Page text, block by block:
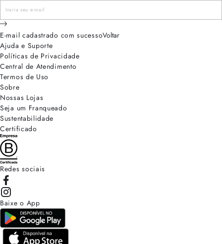
E-mail cadastrado com sucessoVoltar
Ajuda e Suporte
Políticas de Privacidade
Central de Atendimento
Termos de Uso
Sobre
Nossas Lojas
Seja um Franqueado
Sustentabilidade
Certificado
Redes sociais
Baixe o App